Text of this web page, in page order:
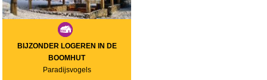
BIJZONDER LOGEREN IN DE
BOOMHUT
Paradijsvogels